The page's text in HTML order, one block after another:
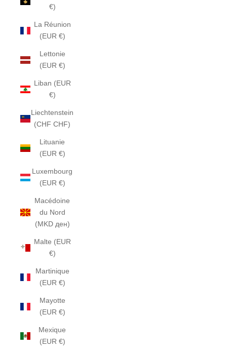
€)
La Réunion
(EUR €)
Lettonie
(EUR €)
Liban (EUR
€)
Liechtenstein
(CHF CHF)
Lituanie
(EUR €)
Luxembourg
(EUR €)
Macédoine
du Nord
(MKD ден)
Malte (EUR
€)
Martinique
(EUR €)
Mayotte
(EUR €)
Mexique
(EUR €)